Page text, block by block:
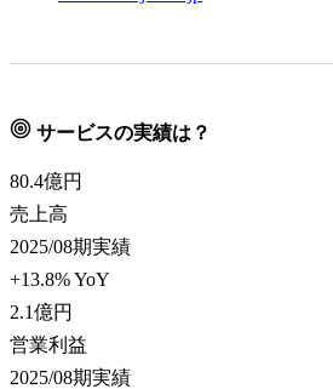
サービスの実績は？
80.4億円
売上高
2025/08期実績
+13.8% YoY
2.1億円
営業利益
2025/08期実績